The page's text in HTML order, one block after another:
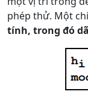
phép thử. Một
tính, trong đó